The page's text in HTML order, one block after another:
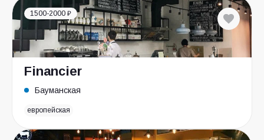
1500-2000 ₽
Financier
Бауманская
европейская